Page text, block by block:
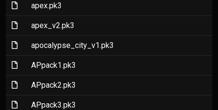
(File)apex.pk3
(File)apex_v2.pk3
(File)apocalypse_city_v1.pk3
(File)APpack1.pk3
(File)APpack2.pk3
(File)APpack3.pk3